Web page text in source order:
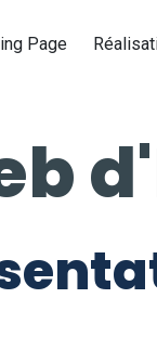
Page